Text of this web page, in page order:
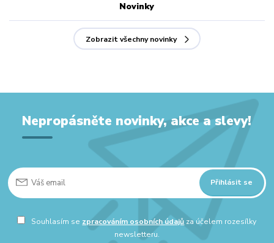
Novinky
Zobrazit všechny novinky
Nepropásněte novinky, akce a slevy!
Přihlásit se
Souhlasím se zpracováním osobních údajů za účelem rozesílky
newsletteru.